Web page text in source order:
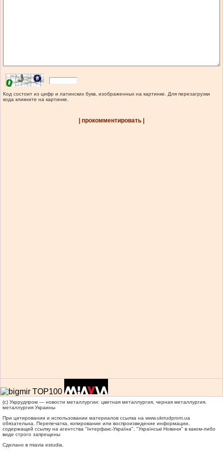
Код состоит из цифр и латинских букв, изображенных на картинке. Для перезагрузки
кода кликните на картинке.
| прокомментировать |
(c) Укррудпром — новости металлургии: цветная металлургия, черная металлургия,
металлургия Украины
При цитировании и использовании материалов ссылка на www.ukrrudprom.ua
обязательна. Перепечатка, копирование или воспроизведение информации,
содержащей ссылку на агентства "Iнтерфакс-Україна", "Українськi Новини" в каком-либо
виде строго запрещены
Сделано в miavia estudia.